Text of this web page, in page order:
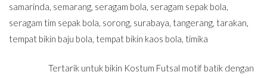
samarinda, semarang, seragam bola, seragam sepak bola,
seragam tim sepak bola, sorong, surabaya, tangerang, tarakan,
tempat bikin baju bola, tempat bikin kaos bola, timika
Tertarik untuk bikin Kostum Futsal motif batik dengan